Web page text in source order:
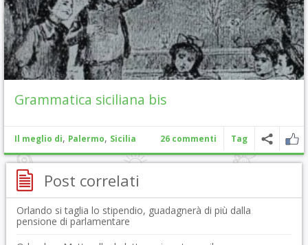
Grammatica siciliana bis
Il meglio di, Palermo, Sicilia 26 commenti Tag
Post correlati
Orlando si taglia lo stipendio, guadagnerà di più dalla
pensione di parlamentare